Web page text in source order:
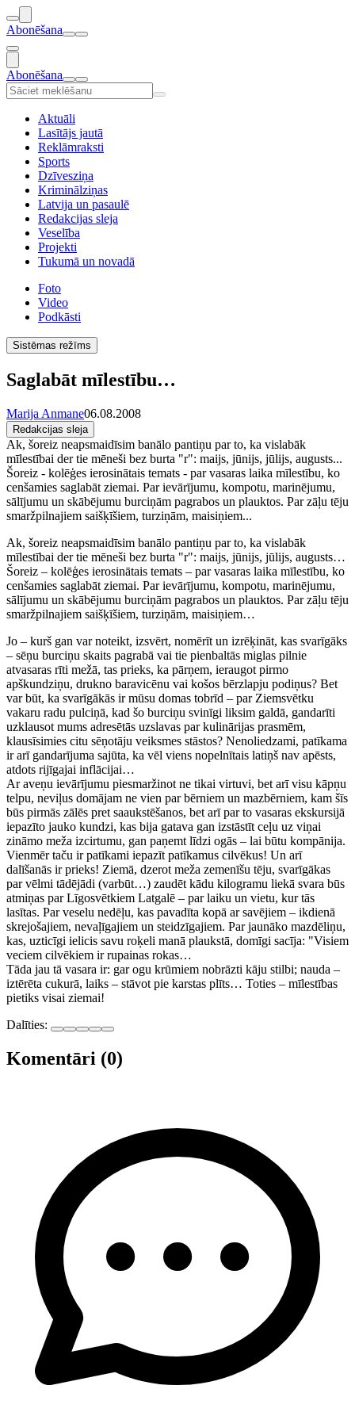
Abonēšana
Abonēšana
Aktuāli
Lasītājs jautā
Reklāmraksti
Sports
Dzīvesziņa
Kriminālziņas
Latvija un pasaulē
Redakcijas sleja
Veselība
Projekti
Tukumā un novadā
Foto
Video
Podkāsti
Sistēmas režīms
Saglabāt mīlestību…
Marija Anmane06.08.2008
Redakcijas sleja
Ak, šoreiz neapsmaidīsim banālo pantiņu par to, ka vislabāk
mīlestībai der tie mēneši bez burta "r": maijs, jūnijs, jūlijs, augusts...
Šoreiz - kolēģes ierosinātais temats - par vasaras laika mīlestību, ko
cenšamies saglabāt ziemai. Par ievārījumu, kompotu, marinējumu,
sālījumu un skābējumu burciņām pagrabos un plauktos. Par zāļu tēju
smaržpilnajiem saišķīšiem, turziņām, maisiņiem...
Ak, šoreiz neapsmaidīsim banālo pantiņu par to, ka vislabāk
mīlestībai der tie mēneši bez burta "r": maijs, jūnijs, jūlijs, augusts…
Šoreiz – kolēģes ierosinātais temats – par vasaras laika mīlestību, ko
cenšamies saglabāt ziemai. Par ievārījumu, kompotu, marinējumu,
sālījumu un skābējumu burciņām pagrabos un plauktos. Par zāļu tēju
smaržpilnajiem saišķīšiem, turziņām, maisiņiem…
Jo – kurš gan var noteikt, izsvērt, nomērīt un izrēķināt, kas svarīgāks
– sēņu burciņu skaits pagrabā vai tie pienbaltās miglas pilnie
atvasaras rīti mežā, tas prieks, ka pārņem, ieraugot pirmo
apškundziņu, drukno baravicēnu vai košos bērzlapju podiņus? Bet
var būt, ka svarīgākās ir mūsu domas tobrīd – par Ziemsvētku
vakaru radu pulciņā, kad šo burciņu svinīgi liksim galdā, gandarīti
uzklausot mums adresētās uzslavas par kulinārijas prasmēm,
klausīsimies citu sēņotāju veiksmes stāstos? Nenoliedzami, patīkama
ir arī gandarījuma sajūta, ka vēl viens nopelnītais latiņš nav apēsts,
atdots rijīgajai inflācijai…
Ar aveņu ievārījumu piesmaržinot ne tikai virtuvi, bet arī visu kāpņu
telpu, neviļus domājam ne vien par bērniem un mazbērniem, kam šīs
būs pirmās zālēs pret saaukstēšanos, bet arī par to vasaras ekskursijā
iepazīto jauko kundzi, kas bija gatava gan izstāstīt ceļu uz viņai
zināmo meža izcirtumu, gan paņemt līdzi ogās – lai būtu kompānija.
Vienmēr taču ir patīkami iepazīt patīkamus cilvēkus! Un arī
dalīšanās ir prieks! Ziemā, dzerot meža zemenīšu tēju, svarīgākas
par vēlmi tādējādi (varbūt…) zaudēt kādu kilogramu liekā svara būs
atmiņas par Līgosvētkiem Latgalē – par laiku un vietu, kur tās
lasītas. Par veselu nedēļu, kas pavadīta kopā ar savējiem – ikdienā
skrejošajiem, nevaļīgajiem un steidzīgajiem. Par jaunāko mazdēliņu,
kas, uzticīgi ielicis savu roķeli manā plaukstā, domīgi sacīja: "Visiem
veciem cilvēkiem ir rupainas rokas…
Tāda jau tā vasara ir: gar ogu krūmiem nobrāzti kāju stilbi; nauda –
iztērēta cukurā, laiks – stāvot pie karstas plīts… Toties – mīlestības
pietiks visai ziemai!
Dalīties:
Komentāri (0)